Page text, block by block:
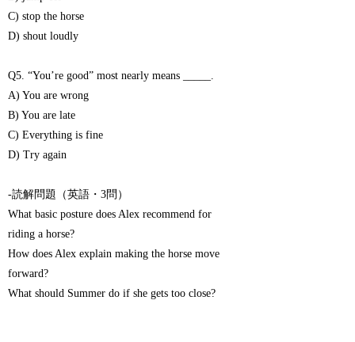
C) stop the horse
D) shout loudly
Q5. “You’re good” most nearly means _____.
A) You are wrong
B) You are late
C) Everything is fine
D) Try again
-読解問題（英語・3問）
What basic posture does Alex recommend for
riding a horse?
How does Alex explain making the horse move
forward?
What should Summer do if she gets too close?